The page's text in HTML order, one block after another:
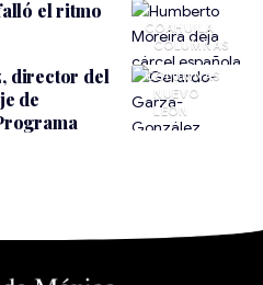
COAHUILA
el ritmo
NUEVO
LEÓN
director del
de